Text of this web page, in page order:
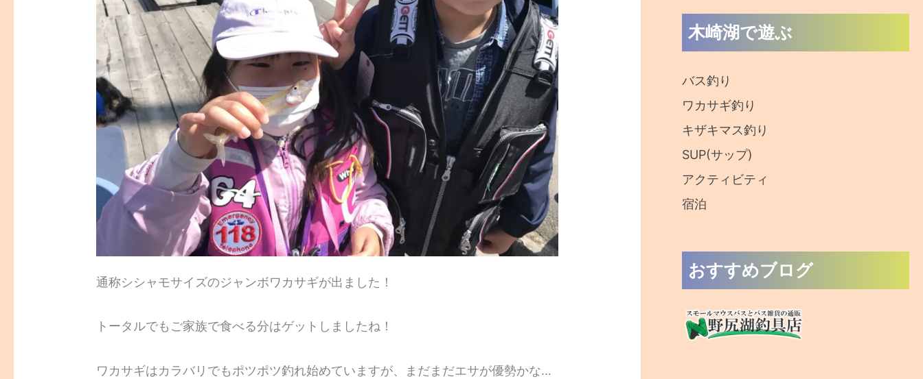
通称シシャモサイズのジャンボワカサギが出ました！
トータルでもご家族で食べる分はゲットしましたね！
ワカサギはカラバリでもポツポツ釣れ始めていますが、まだまだエサが優勢かな…
対
象
木崎湖で遊ぶ
バス釣り
ワカサギ釣り
キザキマス釣り
SUP(サップ)
アクティビティ
宿泊
おすすめブログ